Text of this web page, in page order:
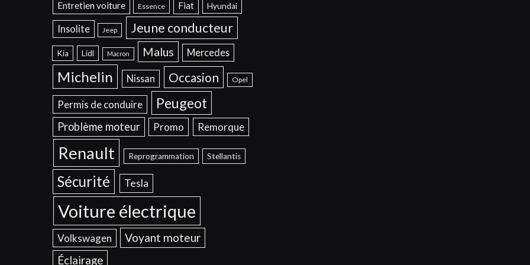
Entretien voiture Essence Fiat Hyundai
Insolite Jeep Jeune conducteur
Kia Lidl Macron Malus Mercedes
Michelin Nissan Occasion Opel
Permis de conduire Peugeot
Problème moteur Promo Remorque
Renault Reprogrammation Stellantis
Sécurité Tesla
Voiture électrique
Volkswagen
Voyant moteur
Éclairage